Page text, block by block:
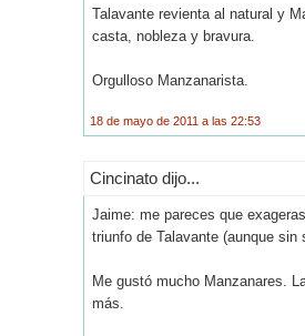
Talavante revienta al natural y
casta, nobleza y bravura.
Orgulloso Manzanarista.
18 de mayo de 2011 a las 22:53
Cincinato dijo...
Jaime: me pareces que
triunfo de Talavante (aunque sin
Me gustó mucho Manzanares.
más.